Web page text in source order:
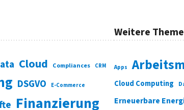
Cloud Compliances CRM
DSGVO E-Commerce
Finanzierung
Weitere
Apps
Cloud Computing
Erneuerbare